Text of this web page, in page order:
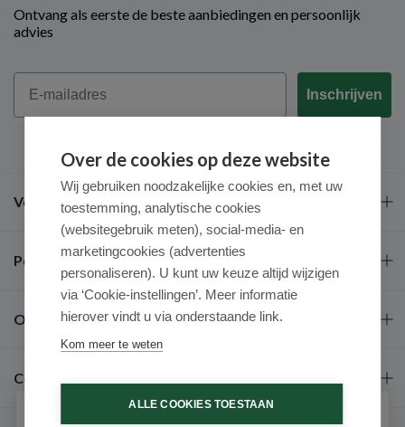
Ontvang als eerste de beste aanbiedingen en persoonlijk
advies
Email
Inschrijven
Veel gestelde vragen
Populaire merken
Over ons
Contact
Over de cookies op deze website
Wij gebruiken noodzakelijke cookies en, met uw
toestemming, analytische cookies
(websitegebruik meten), social-media- en
marketingcookies (advertenties
personaliseren). U kunt uw keuze altijd wijzigen
via ‘Cookie-instellingen’. Meer informatie
hierover vindt u via onderstaande link.
Kom meer te weten
ALLE COOKIES TOESTAAN